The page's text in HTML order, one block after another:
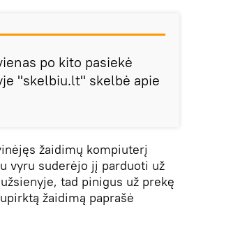
po kito pasiekė
"skelbiu.lt" skelbė apie
žaidimų kompiuterį
vyru suderėjo jį parduoti už
tad pinigus už prekę
žaidimą paprašė